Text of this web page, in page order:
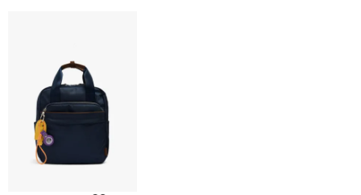
Анти спам заштита - пресметајте колку е 2 + 3 :